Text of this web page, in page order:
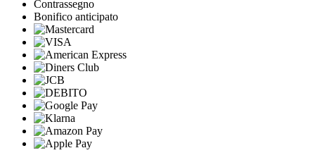
Contrassegno
Bonifico anticipato